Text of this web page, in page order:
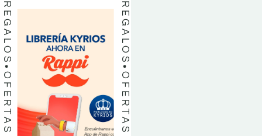
REGALOS
OFERTAS
REGALOS
OFERTAS